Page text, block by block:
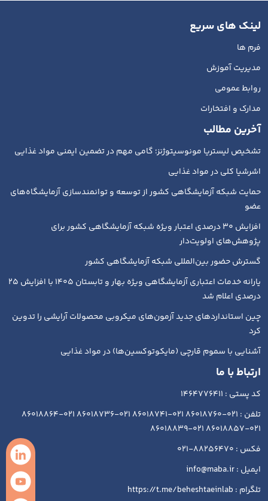
لینک های سریع
فرم ها
مدیریت آموزش
روابط عمومی
مدارک و افتخارات
آخرین مطالب
تشخیص لیستریا مونوسیتوژنز؛ گامی مهم در تضمین ایمنی مواد غذایی
اشرشیا کلی در مواد غذایی
حمایت شبکه آزمایشگاهی کشور از توسعه و توانمندسازی آزمایشگاه‌های
عضو
افزایش ۳۰ درصدی اعتبار ویژه شبکه آزمایشگاهی کشور برای
پژوهش‌های اولویت‌دار
گسترش حضور بین‌المللی شبکه آزمایشگاهی کشور
یارانه خدمات اعتباری آزمایشگاهی ویژه بهار و تابستان ۱۴۰۵ با افزایش ۲۵
درصدی اعلام شد
چین استانداردهای جدید آزمون‌های میکروبی محصولات آرایشی را تدوین
کرد
آشنایی با سموم قارچی (مایکوتوکسین‌ها) در مواد غذایی
ارتباط با ما
کد پستی : 1464776411
تلفن : 021-86018760 021-86018741 021-86018736 021-86018864
021-86018857 021-86018839
فکس : 88256470-021
ایمیل : info@maba.ir
تلگرام : https://t.me/beheshtaeinlab